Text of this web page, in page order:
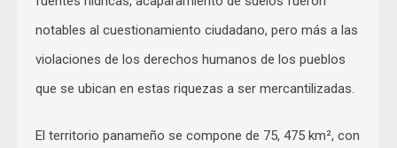
notables al cuestionamiento ciudadano, pero más a las
violaciones de los derechos humanos de los pueblos
que se ubican en estas riquezas a ser mercantilizadas.
El territorio panameño se compone de 75, 475 km², con